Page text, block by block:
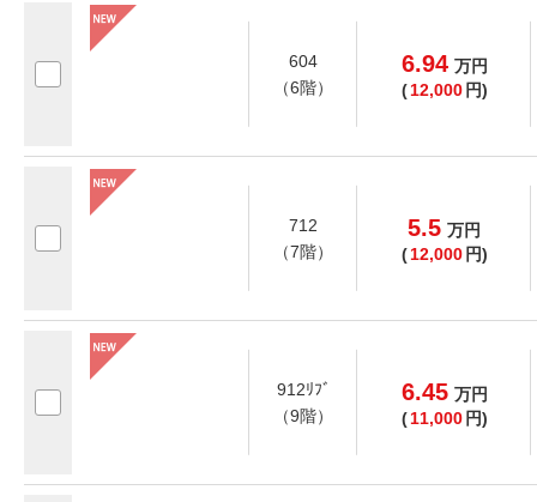
604
（6階）
6.94 万円
( 12,000 円)
712
（7階）
5.5 万円
( 12,000 円)
912ﾘﾌﾞ
（9階）
6.45 万円
( 11,000 円)